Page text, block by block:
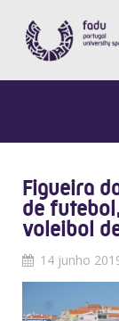
Figueira
de
voleibol
14 junho